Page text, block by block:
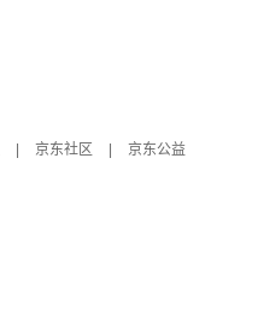
京东社区
京东公益